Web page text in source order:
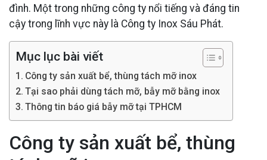
đình. Một trong những công ty nổi tiếng và đáng tin
cậy trong lĩnh vực này là Công ty Inox Sáu Phát.
Mục lục bài viết
Công ty sản xuất bể, thùng tách mỡ inox
Tại sao phải dùng tách mỡ, bẫy mỡ bằng inox
Thông tin báo giá bẫy mỡ tại TPHCM
Công ty sản xuất bể, thùng